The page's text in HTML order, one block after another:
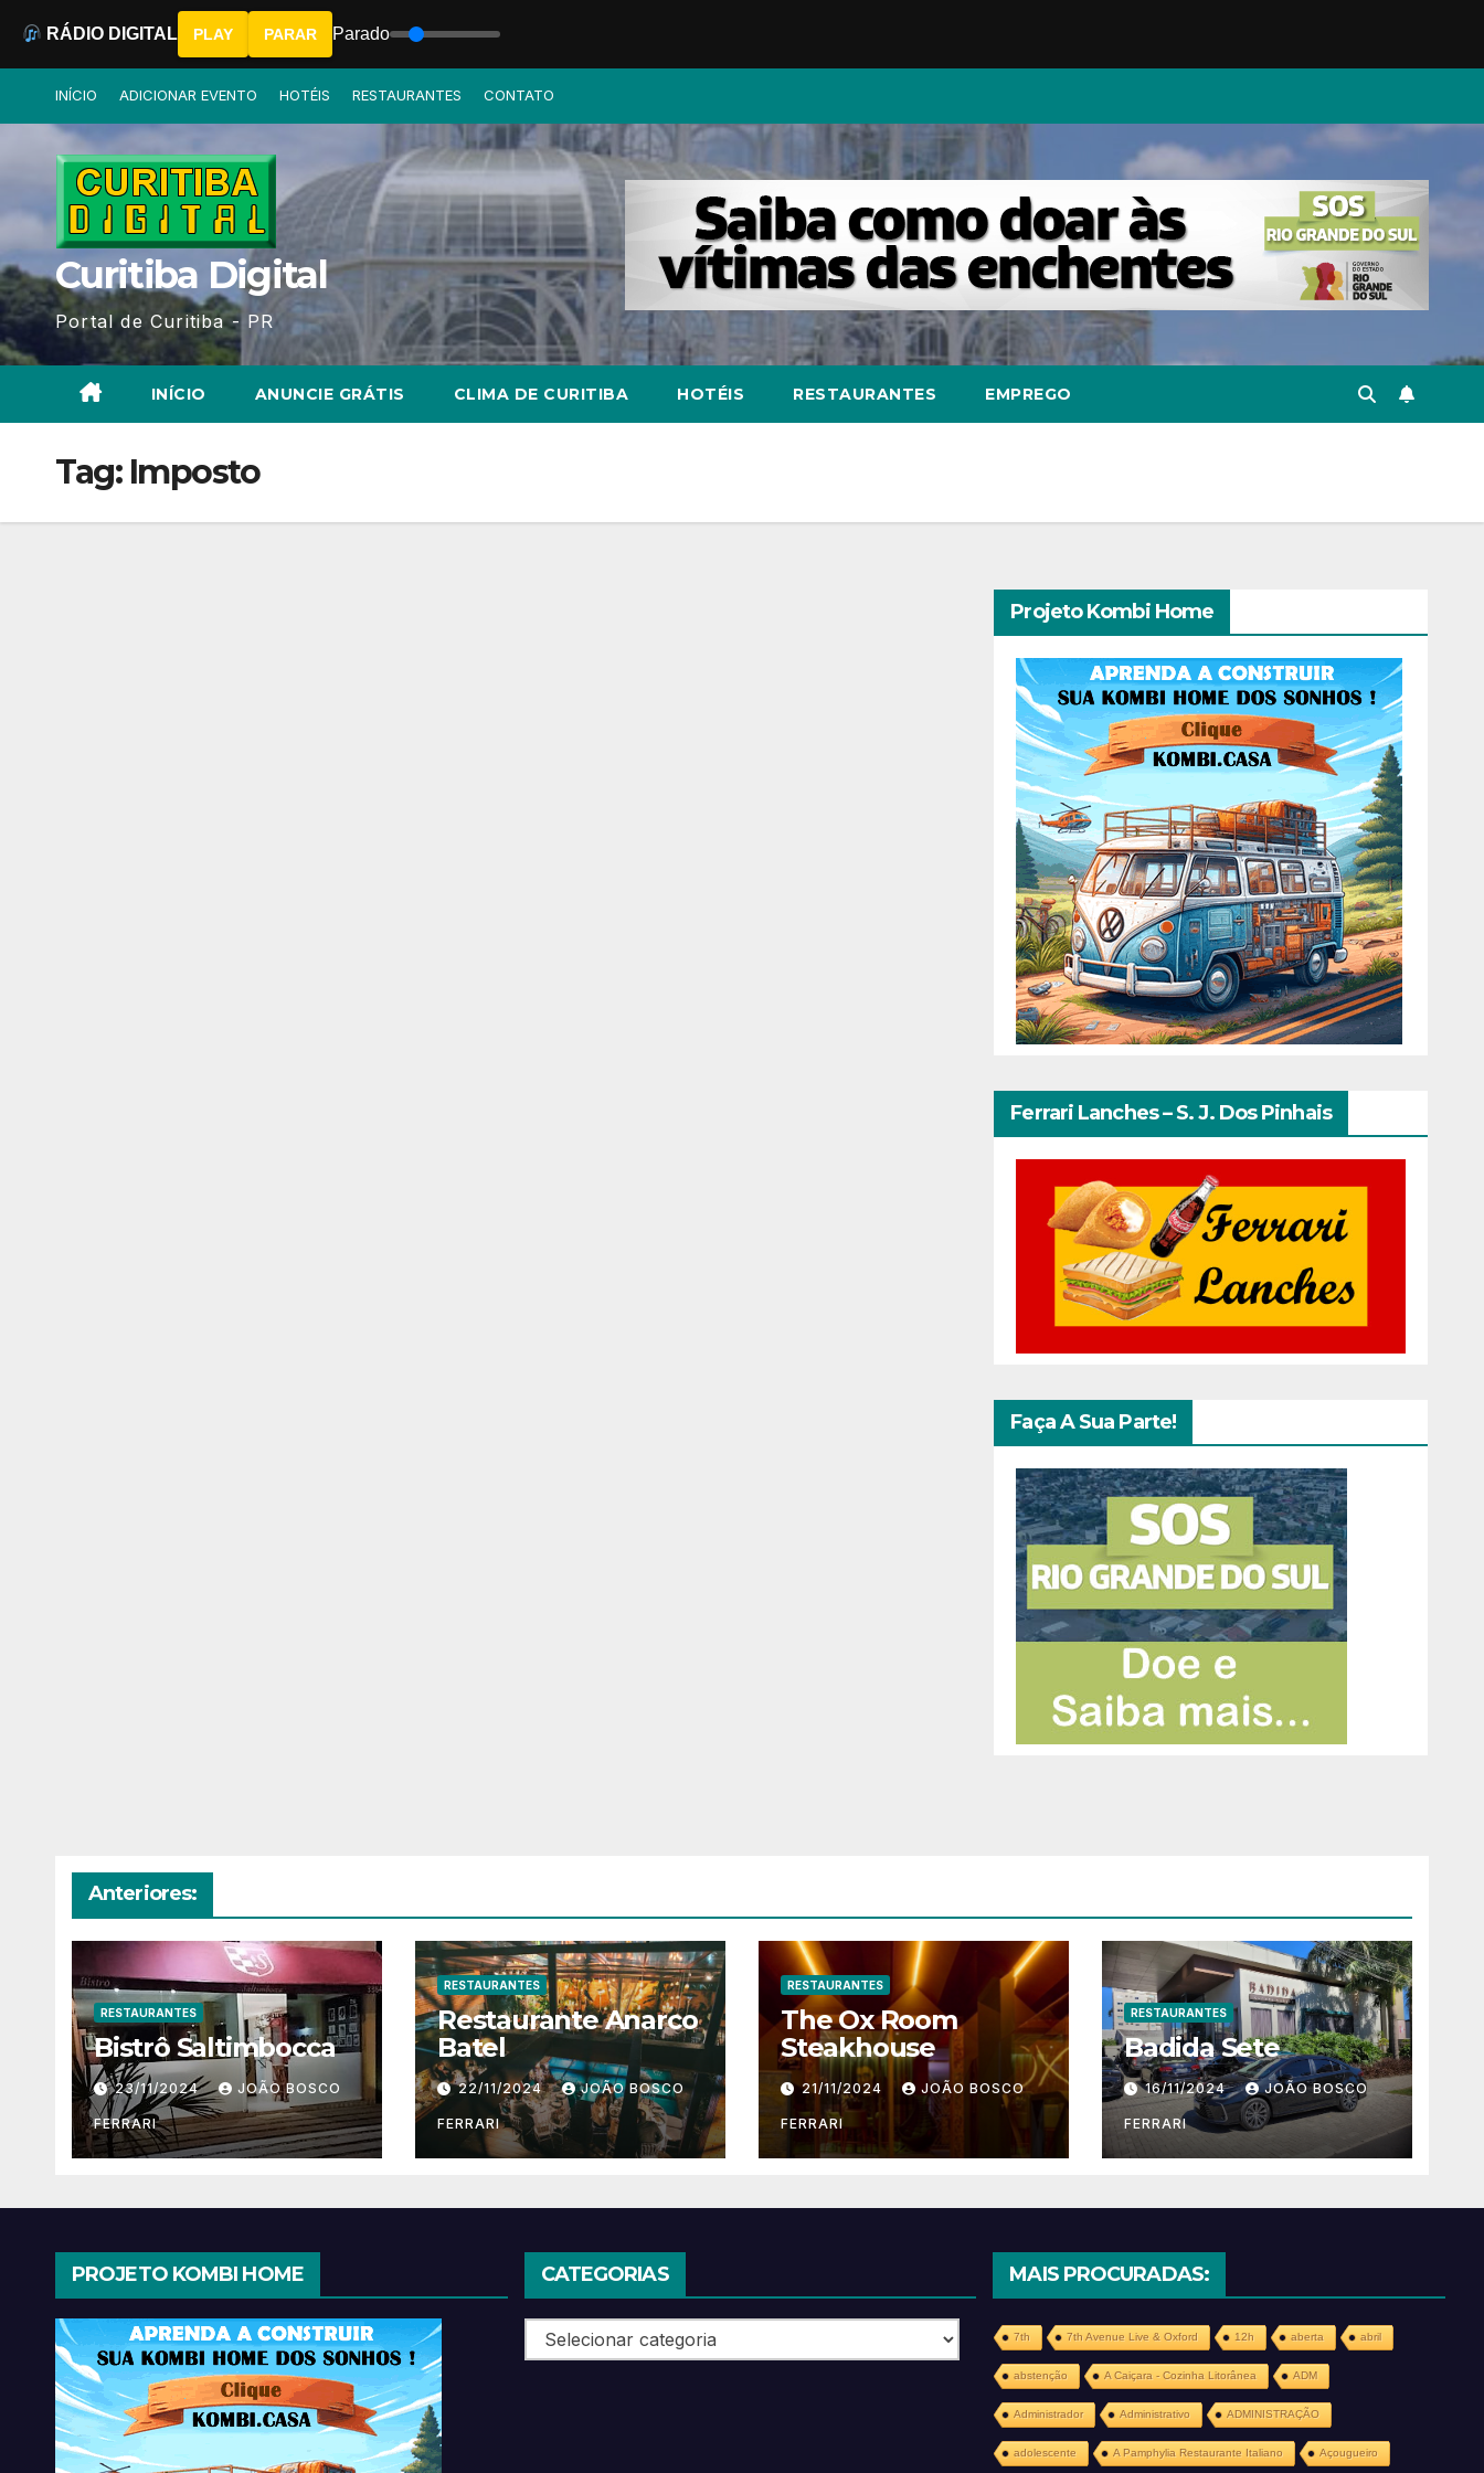
INÍCIO ADICIONAR EVENTO HOTÉIS RESTAURANTES CONTATO
Curitiba Digital
Portal de Curitiba - PR
INÍCIO ANUNCIE GRÁTIS CLIMA DE CURITIBA HOTÉIS RESTAURANTES EMPREGO
Tag: Imposto
Projeto Kombi Home
Ferrari Lanches – S. J. Dos Pinhais
Faça A Sua Parte!
Anteriores:
RESTAURANTES
Bistrô Saltimbocca
23/11/2024 JOÃO BOSCO
FERRARI
RESTAURANTES
Restaurante Anarco
Batel
22/11/2024 JOÃO BOSCO
FERRARI
RESTAURANTES
The Ox Room
Steakhouse
21/11/2024 JOÃO BOSCO
FERRARI
RESTAURANTES
Badida Sete
16/11/2024 JOÃO BOSCO
FERRARI
PROJETO KOMBI HOME CATEGORIAS
Categorias
MAIS PROCURADAS:
7th 7th Avenue Live & Oxford 12h aberta abril
abstenção A Caiçara - Cozinha Litorânea ADM
Administrador Administrativo ADMINISTRAÇÃO
adolescente A Pamphylia Restaurante Italiano Açougueiro
RÁDIO DIGITAL PLAY PARAR Parado